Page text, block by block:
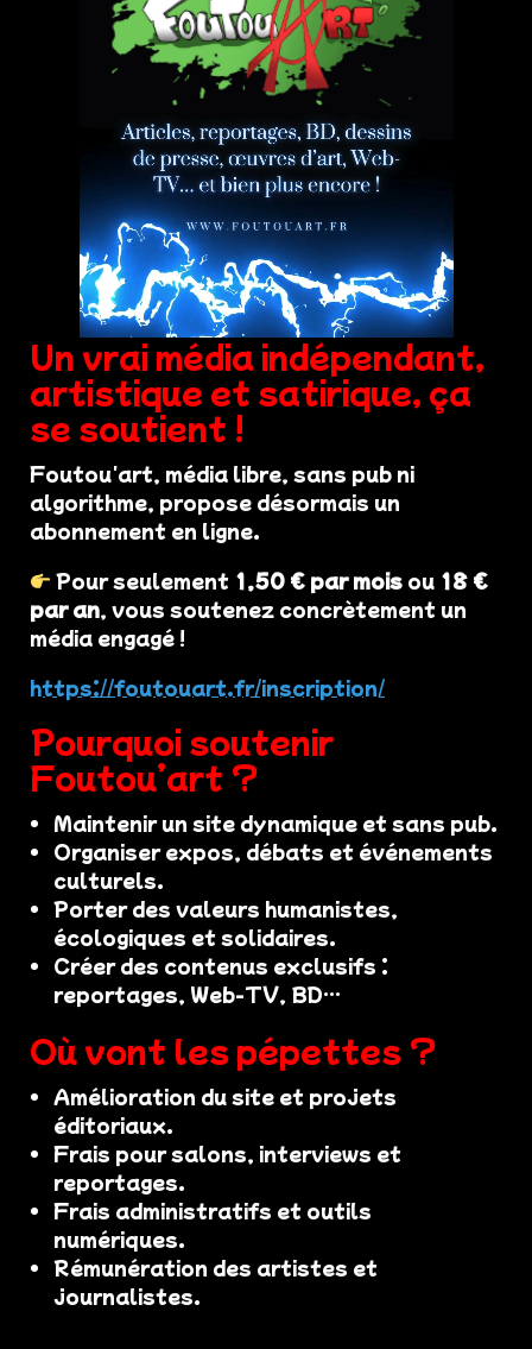
Un vrai média indépendant,
artistique et satirique, ça
se soutient !
Foutou'art, média libre, sans pub ni
algorithme, propose désormais un
abonnement en ligne.
Pour seulement 1,50 € par mois ou 18 €
par an, vous soutenez concrètement un
média engagé !
https://foutouart.fr/inscription/
Pourquoi soutenir
Foutou’art ?
Maintenir un site dynamique et sans pub.
Organiser expos, débats et événements
culturels.
Porter des valeurs humanistes,
écologiques et solidaires.
Créer des contenus exclusifs :
reportages, Web-TV, BD…
Où vont les pépettes ?
Amélioration du site et projets
éditoriaux.
Frais pour salons, interviews et
reportages.
Frais administratifs et outils
numériques.
Rémunération des artistes et
journalistes.